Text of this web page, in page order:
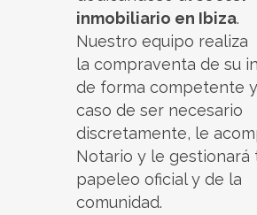
inmobiliario en Ibiza.
Nuestro equipo realiza
la compraventa de su
de forma competente
caso de ser necesario
discretamente, le
Notario y le gestionará
papeleo oficial y de la
comunidad.